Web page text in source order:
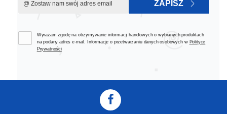
ZAPISZ
Wyrażam zgodę na otrzymywanie informacji handlowych o wybranych produktach
na podany adres e-mail. Informacje o przetwarzaniu danych osobowych w Polityce
Prywatności